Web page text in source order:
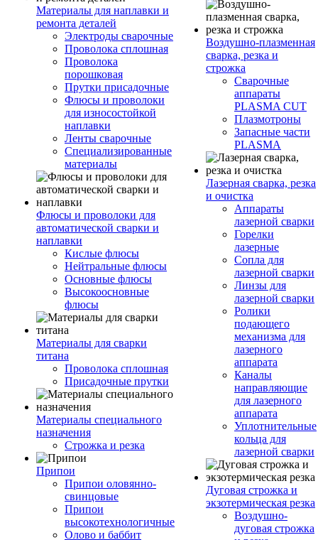
Материалы для наплавки и
ремонта деталей
Электроды сварочные
Проволока сплошная
Проволока
порошковая
Прутки присадочные
Флюсы и проволоки
для износостойкой
наплавки
Ленты сварочные
Специализированные
материалы
Флюсы и проволоки для
автоматической сварки и
наплавки
Кислые флюсы
Нейтральные флюсы
Основные флюсы
Высокоосновные
флюсы
Материалы для сварки
титана
Проволока сплошная
Присадочные прутки
Материалы специального
назначения
Строжка и резка
Припои
Припои оловянно-
свинцовые
Припои
высокотехнологичные
Олово и баббит
Воздушно-плазменная
сварка, резка и
строжка
Сварочные
аппараты
PLASMA CUT
Плазмотроны
Запасные части
PLASMA
Лазерная сварка, резка
и очистка
Аппараты
лазерной сварки
Горелки
лазерные
Сопла для
лазерной сварки
Линзы для
лазерной сварки
Ролики
подающего
механизма для
лазерного
аппарата
Каналы
направляющие
для лазерного
аппарата
Уплотнительные
кольца для
лазерной сварки
Дуговая строжка и
экзотермическая резка
Воздушно-
дуговая строжка